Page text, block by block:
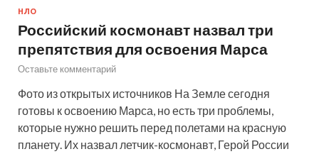
НЛО
Российский космонавт назвал три
препятствия для освоения Марса
Оставьте комментарий
Фото из открытых источников На Земле сегодня
готовы к освоению Марса, но есть три проблемы,
которые нужно решить перед полетами на красную
планету. Их назвал летчик-космонавт, Герой России